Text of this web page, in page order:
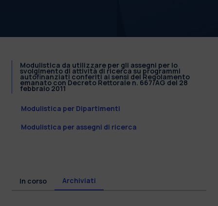
Modulistica da utilizzare per gli assegni per lo
svolgimento di attività di ricerca su programmi
autofinanziati conferiti ai sensi del Regolamento
emanato con Decreto Rettorale n. 667/AG del 28
febbraio 2011
Modulistica per Dipartimenti
Modulistica per assegni di ricerca
In corso Archiviati